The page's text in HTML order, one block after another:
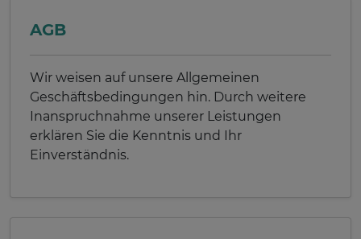
AGB
Wir weisen auf unsere Allgemeinen
Geschäftsbedingungen hin. Durch weitere
Inanspruchnahme unserer Leistungen
erklären Sie die Kenntnis und Ihr
Einverständnis.